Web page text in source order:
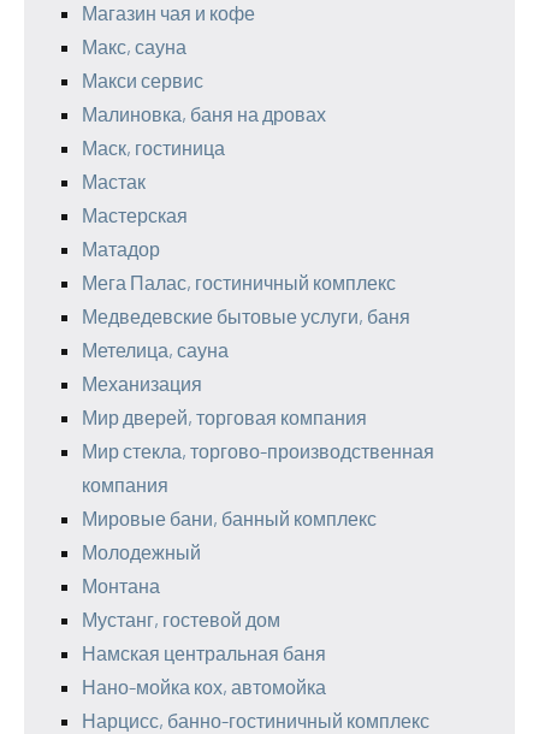
Магазин чая и кофе
Макс, сауна
Макси сервис
Малиновка, баня на дровах
Маск, гостиница
Мастак
Мастерская
Матадор
Мега Палас, гостиничный комплекс
Медведевские бытовые услуги, баня
Метелица, сауна
Механизация
Мир дверей, торговая компания
Мир стекла, торгово-производственная
компания
Мировые бани, банный комплекс
Молодежный
Монтана
Мустанг, гостевой дом
Намская центральная баня
Нано-мойка кох, автомойка
Нарцисс, банно-гостиничный комплекс